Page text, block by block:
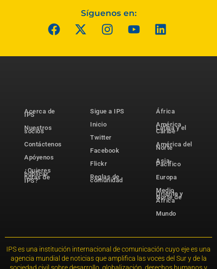
Síguenos en:
Acerca de
IPS
Nuestros
socios
Contáctenos
Apóyenos
¿Quieres
publicar
notas de
IPS?
Sigue a IPS
Inicio
Twitter
Facebook
Flickr
Reglas de
comunidad
África
América
Latina y el
Caribe
América del
Norte
Asia-
Pacífico
Europa
Medio
Oriente y
Norte de
África
Mundo
IPS es una institución internacional de comunicación cuyo eje es una
agencia mundial de noticias que amplifica las voces del Sur y de la
sociedad civil sobre desarrollo, globalización, derechos humanos y